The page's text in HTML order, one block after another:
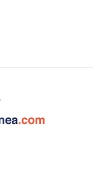
Indicaciones:para crear
dale clic al botón